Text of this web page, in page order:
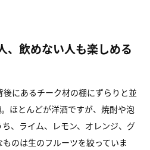
、飲めない人も楽しめる
にあるチーク材の棚にずらりと並
ほとんどが洋酒ですが、焼酎や泡
、ライム、レモン、オレンジ、グ
のは生のフルーツを絞っていま